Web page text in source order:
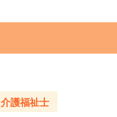
介護福祉士